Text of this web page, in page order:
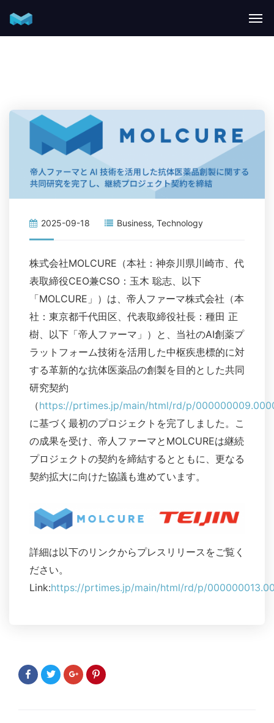
2025-09-18 Business, Technology
株式会社MOLCURE（本社：神奈川県川崎市、代
表取締役CEO兼CSO：玉木 聡志、以下
「MOLCURE」）は、帝人ファーマ株式会社（本
社：東京都千代田区、代表取締役社長：種田 正
樹、以下「帝人ファーマ」）と、当社のAI創薬プ
ラットフォーム技術を活用した中枢疾患標的に対
する革新的な抗体医薬品の創製を目的とした共同
研究契約
（https://prtimes.jp/main/html/rd/p/
に基づく最初のプロジェクトを完了しました。こ
の成果を受け、帝人ファーマとMOLCUREは継続
プロジェクトの契約を締結するとともに、更なる
契約拡大に向けた協議も進めています。
詳細は以下のリンクからプレスリリースをご覧く
ださい。
Link:https://prtimes.jp/main/html/rd/p/